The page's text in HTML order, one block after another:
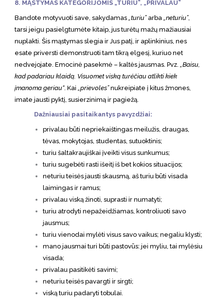
8. MĄSTYMAS KATEGORIJOMIS „TURIU”, „PRIVALAU”
Bandote motyvuoti save, sakydamas „turiu”arba „neturiu”,
tarsi jeigu pasielgtumėte kitaip, jus turėtų mažų mažiausiai
nuplakti. Šis mąstymas slegia ir Jus patį, ir aplinkinius, nes
esate priversti demonstruoti tam tikrą elgesį, kuriuo net
nedvejojate. Emocinė pasekmė – kaltės jausmas. Pvz.
„Baisu,
kad padariau klaidą. Visuomet viską turėčiau atlikti kiek
įmanoma geriau“. Kai „prievoles”nukreipiate į kitus žmones,
imate jausti pyktį, susierzinimą ir pagiežą.
Dažniausiai pasitaikantys pavyzdžiai:
privalau būti nepriekaištingas meilužis, draugas,
tėvas, mokytojas, studentas, sutuoktinis;
turiu šaltakraujiškai įveikti visus sunkumus;
turiu sugebėti rasti išeitį iš bet kokios situacijos;
neturiu teisės jausti skausmą, aš turiu būti visada
laimingas ir ramus;
privalau viską žinoti, suprasti ir numatyti;
turiu atrodyti nepažeidžiamas, kontroliuoti savo
jausmus;
turiu vienodai mylėti visus savo vaikus; negaliu klysti;
mano jausmai turi būti pastovūs: jei myliu, tai mylėsiu
visada;
privalau pasitikėti savimi;
neturiu teisės pavargti ir sirgti;
viską turiu padaryti tobulai.